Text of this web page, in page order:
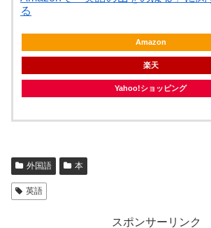
る
Amazon
楽天
Yahoo!ショッピング
外国語 本
英語
スポンサーリンク